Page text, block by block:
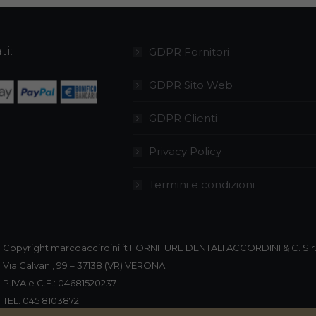
pagina
nella
GDPR Fornitori
GDPR Sito Web
GDPR Clienti
Privacy Policy
Termini e condizioni
Copyright marcoaccirdini.it FORNITURE DENTALI ACCORDINI & C.
Via Galvani, 99 – 37138 (VR) VERONA
P.IVA e C.F.: 04681520237
TEL. 045 8103872